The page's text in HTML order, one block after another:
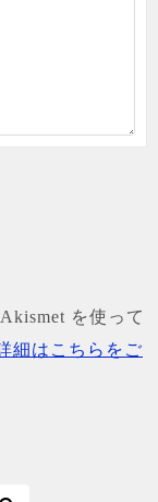
を使って
細はこちらをご